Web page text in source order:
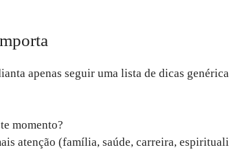
apenas seguir uma lista de dicas
momento?
atenção (família, saúde, carreira,